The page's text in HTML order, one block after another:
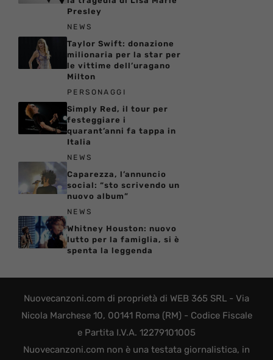
Presley
NEWS
Taylor Swift: donazione
milionaria per la star per
le vittime dell’uragano
Milton
PERSONAGGI
Simply Red, il tour per
festeggiare i
quarant’anni fa tappa in
Italia
NEWS
Caparezza, l’annuncio
social: “sto scrivendo un
nuovo album”
NEWS
Whitney Houston: nuovo
lutto per la famiglia, si è
spenta la leggenda
Nuovecanzoni.com di proprietà di WEB 365 SRL - Via
Nicola Marchese 10, 00141 Roma (RM) - Codice Fiscale
e Partita I.V.A. 12279101005
Nuovecanzoni.com non è una testata giornalistica, in